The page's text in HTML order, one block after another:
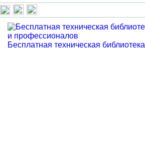
Бесплатная техническая библиотека